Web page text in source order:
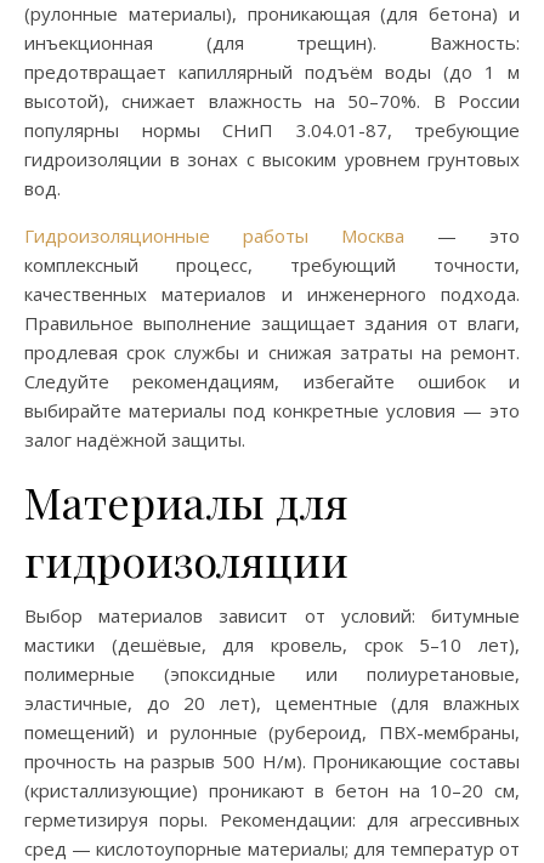
(рулонные материалы), проникающая (для бетона) и
инъекционная (для трещин). Важность:
предотвращает капиллярный подъём воды (до 1 м
высотой), снижает влажность на 50–70%. В России
популярны нормы СНиП 3.04.01-87, требующие
гидроизоляции в зонах с высоким уровнем грунтовых
вод.
Гидроизоляционные работы Москва — это
комплексный процесс, требующий точности,
качественных материалов и инженерного подхода.
Правильное выполнение защищает здания от влаги,
продлевая срок службы и снижая затраты на ремонт.
Следуйте рекомендациям, избегайте ошибок и
выбирайте материалы под конкретные условия — это
залог надёжной защиты.
Материалы для
гидроизоляции
Выбор материалов зависит от условий: битумные
мастики (дешёвые, для кровель, срок 5–10 лет),
полимерные (эпоксидные или полиуретановые,
эластичные, до 20 лет), цементные (для влажных
помещений) и рулонные (рубероид, ПВХ-мембраны,
прочность на разрыв 500 Н/м). Проникающие составы
(кристаллизующие) проникают в бетон на 10–20 см,
герметизируя поры. Рекомендации: для агрессивных
сред — кислотоупорные материалы; для температур от